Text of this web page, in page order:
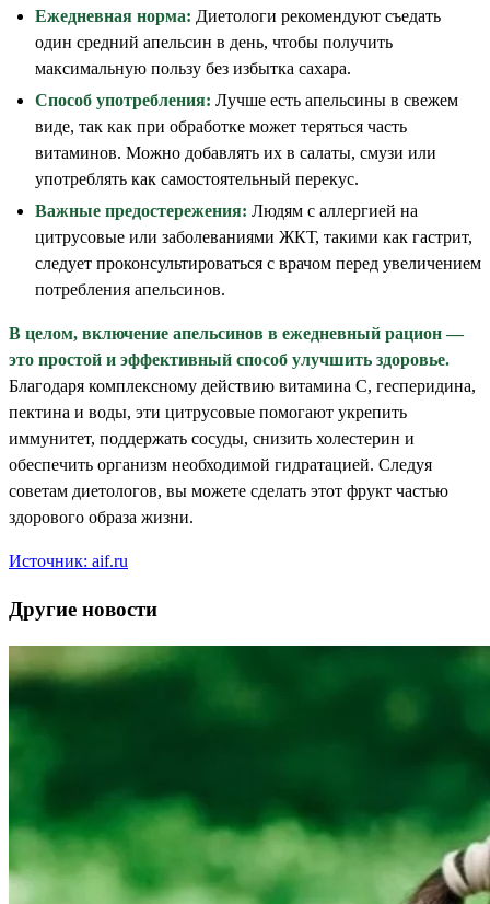
Ежедневная норма: Диетологи рекомендуют съедать
один средний апельсин в день, чтобы получить
максимальную пользу без избытка сахара.
Способ употребления: Лучше есть апельсины в свежем
виде, так как при обработке может теряться часть
витаминов. Можно добавлять их в салаты, смузи или
употреблять как самостоятельный перекус.
Важные предостережения: Людям с аллергией на
цитрусовые или заболеваниями ЖКТ, такими как гастрит,
следует проконсультироваться с врачом перед увеличением
потребления апельсинов.
В целом, включение апельсинов в ежедневный рацион —
это простой и эффективный способ улучшить здоровье.
Благодаря комплексному действию витамина С, гесперидина,
пектина и воды, эти цитрусовые помогают укрепить
иммунитет, поддержать сосуды, снизить холестерин и
обеспечить организм необходимой гидратацией. Следуя
советам диетологов, вы можете сделать этот фрукт частью
здорового образа жизни.
Источник: aif.ru
Другие новости